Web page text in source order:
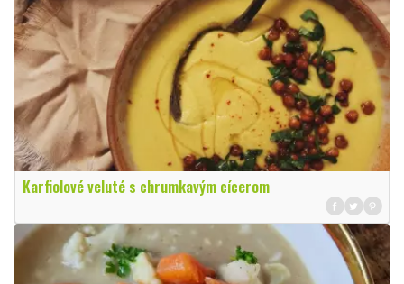
Karfiolové veluté s chrumkavým cícerom